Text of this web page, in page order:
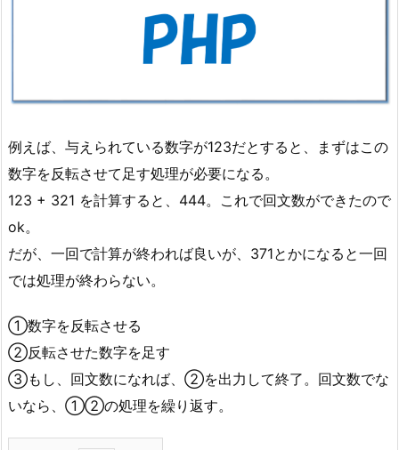
例えば、与えられている数字が123だとすると、まずはこの
数字を反転させて足す処理が必要になる。
123 + 321 を計算すると、444。これで回文数ができたので
ok。
だが、一回で計算が終われば良いが、371とかになると一回
では処理が終わらない。
①数字を反転させる
②反転させた数字を足す
③もし、回文数になれば、②を出力して終了。回文数でな
いなら、①②の処理を繰り返す。